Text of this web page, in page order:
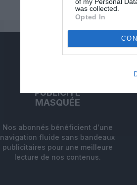
was collected.
Opted In
PUBLICITÉ
MASQUÉE
Nos abonnés bénéficient d'une
navigation fluide sans bandeaux
publicitaires pour une meilleure
lecture de nos contenus.